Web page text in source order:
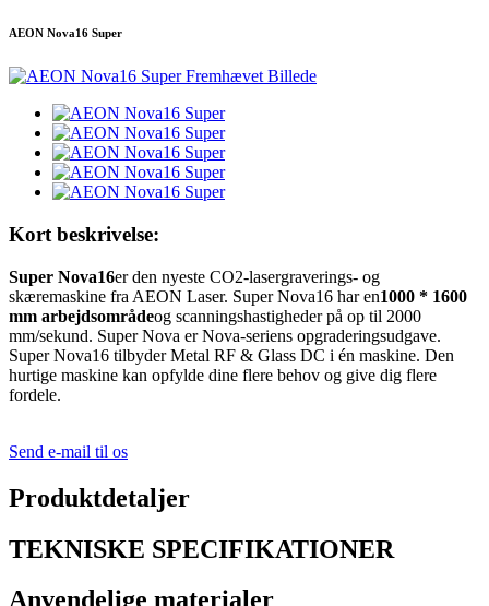
AEON Nova16 Super
Kort beskrivelse:
Super Nova16er den nyeste CO2-lasergraverings- og
skæremaskine fra AEON Laser. Super Nova16 har en1000 * 1600
mm arbejdsområdeog scanningshastigheder på op til 2000
mm/sekund. Super Nova er Nova-seriens opgraderingsudgave.
Super Nova16 tilbyder Metal RF & Glass DC i én maskine. Den
hurtige maskine kan opfylde dine flere behov og give dig flere
fordele.
Send e-mail til os
Produktdetaljer
TEKNISKE SPECIFIKATIONER
Anvendelige materialer